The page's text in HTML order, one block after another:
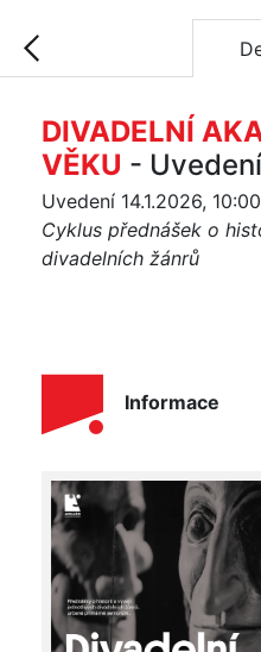
DIVADELNÍ
VĚKU -
Uvedení 14.1.2026,
Cyklus přednášek o
divadelních žánrů
Informace